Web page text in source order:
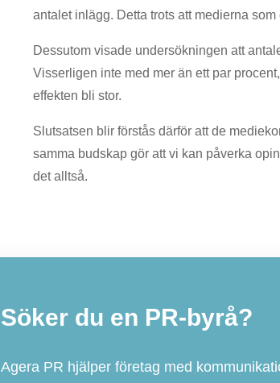
antalet inlägg. Detta trots att medierna
Dessutom visade undersökningen att
Visserligen inte med mer än ett par
effekten bli stor.
Slutsatsen blir förstås därför att de
samma budskap gör att vi kan påverka
det alltså.
Söker du en PR-byrå?
Agera PR hjälper företag med